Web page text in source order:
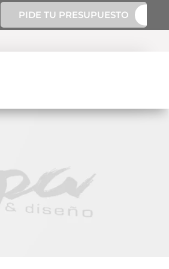
PIDE TU PRESUPUESTO